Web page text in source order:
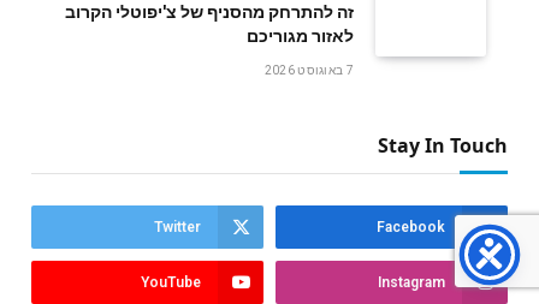
זה להתרחק מהסניף של צ'יפוטלי הקרוב
לאזור מגוריכם
7 באוגוסט 2026
Stay In Touch
Facebook
Twitter
Instagram
YouTube